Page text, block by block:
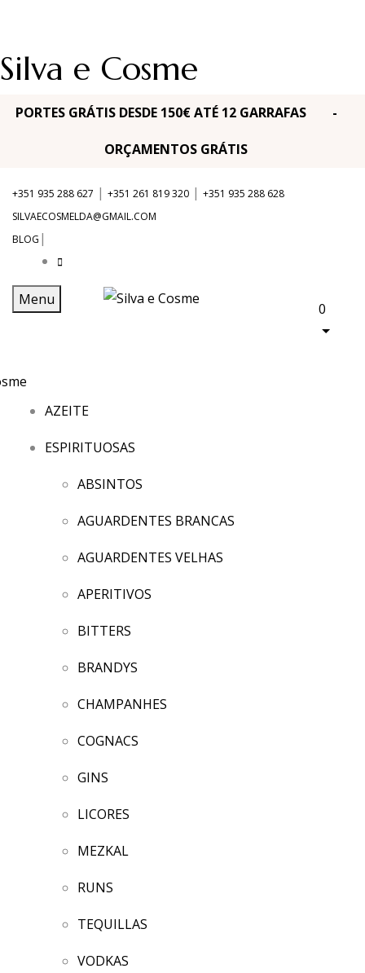
Silva e Cosme
PORTES GRÁTIS DESDE 150€ ATÉ 12 GARRAFAS -
ORÇAMENTOS GRÁTIS
+351 935 288 627 | +351 261 819 320 | +351 935 288 628
SILVAECOSMELDA@GMAIL.COM
BLOG |
Menu
0
AZEITE
ESPIRITUOSAS
ABSINTOS
AGUARDENTES BRANCAS
AGUARDENTES VELHAS
APERITIVOS
BITTERS
BRANDYS
CHAMPANHES
COGNACS
GINS
LICORES
MEZKAL
RUNS
TEQUILLAS
VODKAS